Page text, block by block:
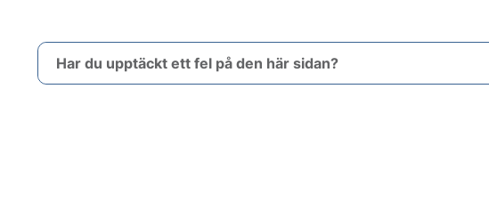
Har du upptäckt ett fel på den här sidan?